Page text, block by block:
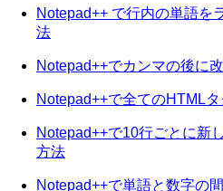
Notepad++ で行内の単語を
法
Notepad++でカンマの後に
Notepad++で全てのHTML
Notepad++で10行ごとに新
方法
Notepad++で単語と数字の